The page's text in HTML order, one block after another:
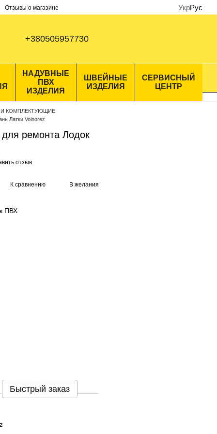
Отзывы о магазине УкрРус
+380505957730
НАДУВНЫЕ
ПВХ
ИЗДЕЛИЯ
ШВЕЙНЫЕ
ИЗДЕЛИЯ
СЕРВИСНЫЙ
ЦЕНТР
И КОМПЛЕКТУЮЩИЕ
Латки Volnorez
ремонта Лодок
отзыв
К сравнению В желания
ПВХ
Быстрый заказ